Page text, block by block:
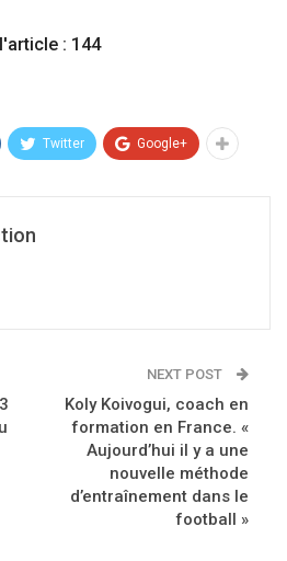
: 144
Twitter Google+
NEXT POST
Koly Koivogui, coach en
formation en France. «
Aujourd’hui il y a une
nouvelle méthode
d’entraînement dans le
football »